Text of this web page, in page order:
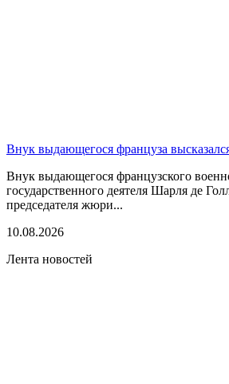
Внук выдающегося француза
Внук выдающегося французского
государственного деятеля Шарля де
председателя жюри...
10.08.2026
Лента новостей